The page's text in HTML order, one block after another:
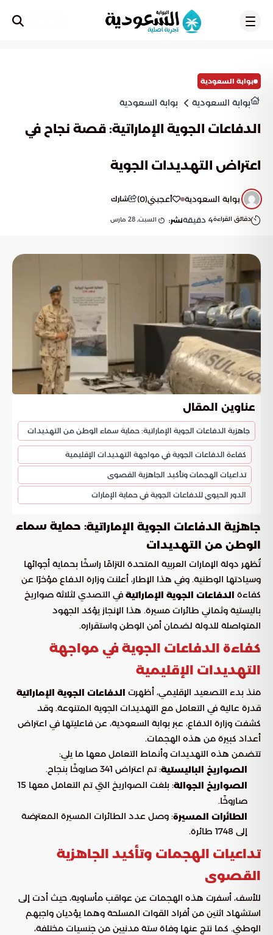
بوابة السعودية
بوابة السعودية بوابة السعودية
الدفاعات الجوية الإماراتية: قصة نجاح في
اعتراض التهديدات الجوية
بوابة السعودية أعجبني(
0
) شارك
دقائق القراءة4 دقيقةنشر: السبت, 28 مارس
عناوين المقال
جاهزية الدفاعات الجوية الإماراتية: حماية سماء الوطن من التهديدات
كفاءة الدفاعات الجوية في مواجهة التهديدات الإقليمية
تداعيات الهجمات وتأكيد الجاهزية القصوى
الدور الحيوي للدفاعات الجوية في حماية الإمارات
جاهزية الدفاعات الجوية الإماراتية: حماية سماء
الوطن من التهديدات
تُظهر دولة الإمارات العربية المتحدة التزامًا راسخًا بحماية أجوائها
وسيادتها الوطنية. وفي هذا الإطار، أعلنت وزارة الدفاع مؤخرًا عن
كفاءة الدفاعات الجوية الإماراتية في التصدي لثلاثة صواريخ
باليستية وثماني طائرات مسيرة. هذا الإنجاز يؤكد الجهود
المتواصلة للدولة لضمان أمن الوطن واستقراره.
كفاءة الدفاعات الجوية في مواجهة
التهديدات الإقليمية
منذ بدء التصعيد الإقليمي، أظهرت الدفاعات الجوية الإماراتية
قدرة عالية في التعامل مع التهديدات الجوية المتنوعة. وقد
كشفت وزارة الدفاع، عبر بوابة السعودية، عن فاعليتها في اعتراض
أعداد كبيرة من هذه الهجمات.
تتضمن هذه التهديدات وأنماط التعامل معها ما يلي:
الصواريخ الباليستية: تم اعتراض 341 صاروخًا بنجاح.
الصواريخ الجوالة
: بلغت الصواريخ التي تم التعامل معها 15
صاروخًا.
الطائرات المسيرة: وصل عدد الطائرات المسيرة المعترضة
إلى 1748 طائرة.
تداعيات الهجمات وتأكيد الجاهزية
القصوى
للأسف، أسفرت هذه الهجمات عن عواقب مأساوية، حيث أدت إلى
استشهاد اثنين من أفراد القوات المسلحة وهما يؤديان واجبهم
الوطني. كما نتج عنها وفاة ستة مدنيين من جنسيات مختلفة،